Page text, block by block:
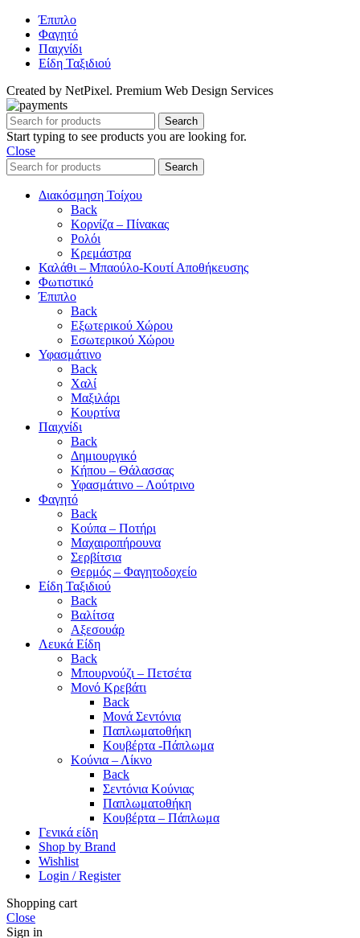
Έπιπλο
Φαγητό
Παιχνίδι
Είδη Ταξιδιού
Created by NetPixel. Premium Web Design Services
Search
Start typing to see products you are looking for.
Close
Search
Διακόσμηση Τοίχου
Back
Κορνίζα – Πίνακας
Ρολόι
Κρεμάστρα
Καλάθι – Μπαούλο-Κουτί Αποθήκευσης
Φωτιστικό
Έπιπλο
Back
Εξωτερικού Χώρου
Εσωτερικού Χώρου
Υφασμάτινο
Back
Χαλί
Μαξιλάρι
Κουρτίνα
Παιχνίδι
Back
Δημιουργικό
Κήπου – Θάλασσας
Υφασμάτινο – Λούτρινο
Φαγητό
Back
Κούπα – Ποτήρι
Μαχαιροπήρουνα
Σερβίτσια
Θερμός – Φαγητοδοχείο
Είδη Ταξιδιού
Back
Βαλίτσα
Αξεσουάρ
Λευκά Είδη
Back
Μπουρνούζι – Πετσέτα
Μονό Κρεβάτι
Back
Μονά Σεντόνια
Παπλωματοθήκη
Κουβέρτα -Πάπλωμα
Κούνια – Λίκνο
Back
Σεντόνια Κούνιας
Παπλωματοθήκη
Κουβέρτα – Πάπλωμα
Γενικά είδη
Shop by Brand
Wishlist
Login / Register
Shopping cart
Close
Sign in